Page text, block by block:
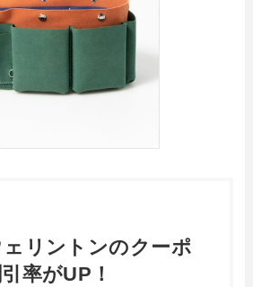
リントンのクーポ
率がUP！